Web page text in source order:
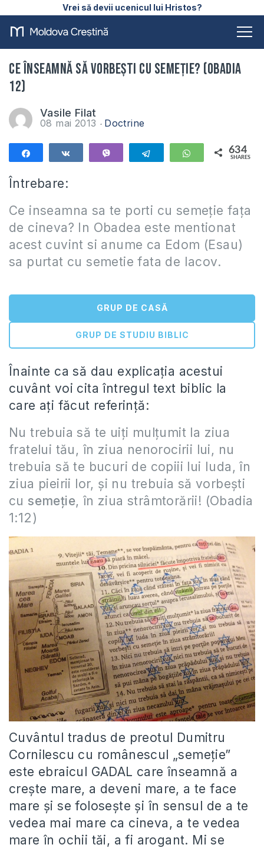
Vrei să devii ucenicul lui Hristos?
Ce înseamnă să vorbești cu semeție? (Obadia
12)
Vasile Filat
08 mai 2013 Doctrine
Telegram WhatsApp
634
SHARES
Întrebare:
Ce inseamna sa te porti cu semeție fața
de cineva? In Obadea este mentionat
acest cuvint si anume ca Edom (Esau)
sa purtat cu semetie fata de Iacov.
GRUP DE CASĂ
GRUP DE STUDIU BIBLIC
Înainte ca să dau explicația acestui
cuvânt voi cita întregul text biblic la
care ați făcut referință:
Nu trebuia să te uiţi mulţumit la ziua
fratelui tău, în ziua nenorocirii lui, nu
trebuia să te bucuri de copiii lui Iuda, în
ziua pieirii lor, şi nu trebuia să vorbeşti
cu semeţie, în ziua strâmtorării! (Obadia
1:12)
Cuvântul tradus de preotul Dumitru
Cornilescu cu românescul „semeție”
este ebraicul GADAL care înseamnă a
crește mare, a deveni mare, a te face
mare și se folosește și în sensul de a te
vedea mai mare ca cineva, a te vedea
mare în ochii tăi, a fi arogant. Mi se